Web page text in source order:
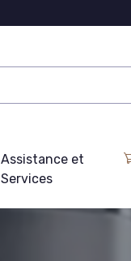
Assistance et
Services